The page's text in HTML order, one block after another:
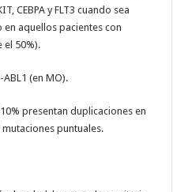
CEBPA y FLT3 cuando sea
aquellos pacientes con
50%).
(en MO).
presentan duplicaciones en
mutaciones puntuales.